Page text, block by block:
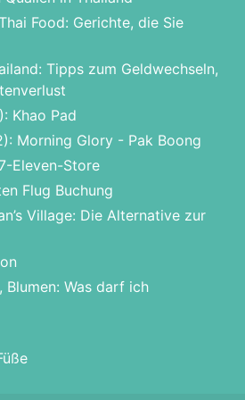
Food: Gerichte, die Sie
Tipps zum Geldwechseln,
Khao Pad
Morning Glory - Pak Boong
Eleven-Store
Flug Buchung
Village: Die Alternative zur
Blumen: Was darf ich